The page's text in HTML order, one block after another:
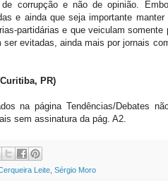
corrupção e não de opinião.
e ainda que seja importante manter
partidárias e que veiculam somente
evitadas, ainda mais por jornais
PR)
na página Tendências/Debates
sem assinatura da pág. A2.
Leite, Sérgio Moro